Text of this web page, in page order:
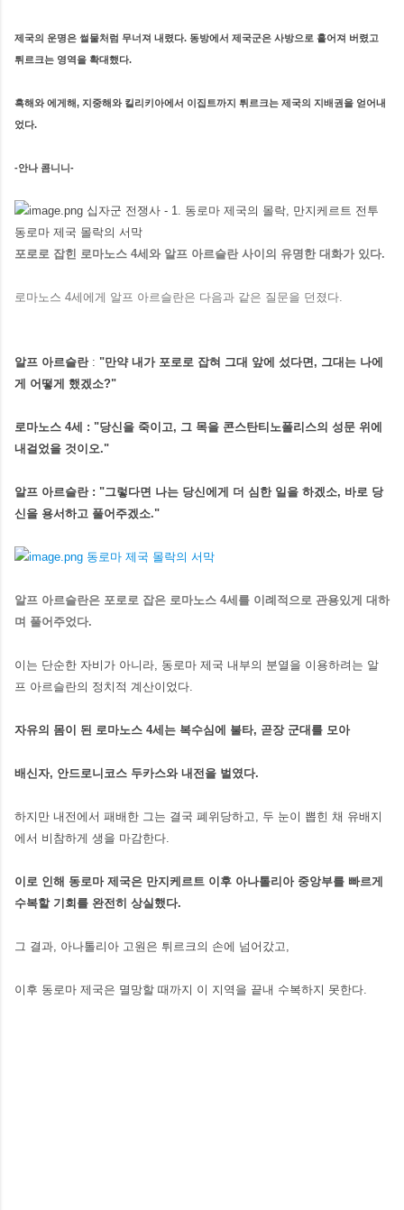
제국의 운명은 썰물처럼 무너져 내렸다. 동방에서 제국군은 사방으로 흩어져 버렸고
튀르크는 영역을 확대했다.
흑해와 에게해, 지중해와 킬리키아에서 이집트까지 튀르크는 제국의 지배권을 얻어내
었다.
-안나 콤니니-
포로로 잡힌 로마노스 4세와 알프 아르슬란 사이의 유명한 대화가 있다.
로마노스 4세에게 알프 아르슬란은 다음과 같은 질문을 던졌다.
알프 아르슬란: "만약 내가 포로로 잡혀 그대 앞에 섰다면, 그대는 나에
게 어떻게 했겠소?"
로마노스 4세 : "당신을 죽이고, 그 목을 콘스탄티노폴리스의 성문 위에
내걸었을 것이오."
알프 아르슬란 : "그렇다면 나는 당신에게 더 심한 일을 하겠소, 바로 당
신을 용서하고 풀어주겠소."
알프 아르슬란은 포로로 잡은 로마노스 4세를 이례적으로 관용있게 대하
며 풀어주었다.
이는 단순한 자비가 아니라, 동로마 제국 내부의 분열을 이용하려는 알
프 아르슬란의 정치적 계산이었다.
자유의 몸이 된 로마노스 4세는 복수심에 불타, 곧장 군대를 모아
배신자, 안드로니코스 두카스와 내전을 벌였다.
하지만 내전에서 패배한 그는 결국 폐위당하고, 두 눈이 뽑힌 채 유배지
에서 비참하게 생을 마감한다.
이로 인해 동로마 제국은 만지케르트 이후 아나톨리아 중앙부를 빠르게
수복할 기회를 완전히 상실했다.
그 결과, 아나톨리아 고원은 튀르크의 손에 넘어갔고,
이후 동로마 제국은 멸망할 때까지 이 지역을 끝내 수복하지 못한다.